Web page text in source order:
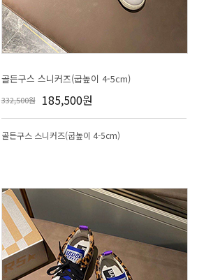
골든구스 스니커즈(굽높이 4-5cm)
332,500원 185,500원
골든구스 스니커즈(굽높이 4-5cm)